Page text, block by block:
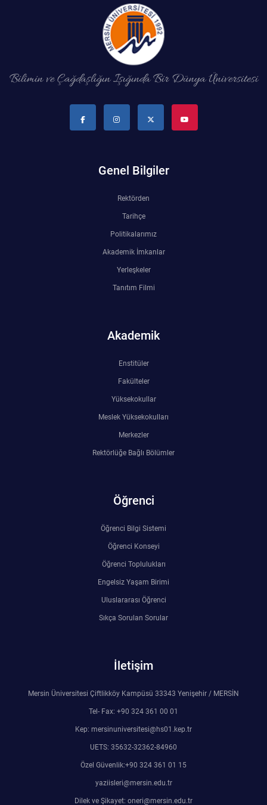
Bilimin ve Çağdaşlığın Işığında Bir Dünya Üniversitesi
Genel Bilgiler
Rektörden
Tarihçe
Politikalarımız
Akademik İmkanlar
Yerleşkeler
Tanıtım Filmi
Akademik
Enstitüler
Fakülteler
Yüksekokullar
Meslek Yüksekokulları
Merkezler
Rektörlüğe Bağlı Bölümler
Öğrenci
Öğrenci Bilgi Sistemi
Öğrenci Konseyi
Öğrenci Toplulukları
Engelsiz Yaşam Birimi
Uluslararası Öğrenci
Sıkça Sorulan Sorular
İletişim
Mersin Üniversitesi Çiftlikköy Kampüsü 33343 Yenişehir / MERSİN
Tel- Fax: +90 324 361 00 01
Kep: mersinuniversitesi@hs01.kep.tr
UETS: 35632-32362-84960
Özel Güvenlik:+90 324 361 01 15
yaziisleri@mersin.edu.tr
Dilek ve Şikayet: oneri@mersin.edu.tr